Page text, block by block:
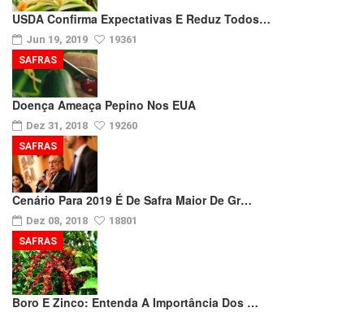
USDA Confirma Expectativas E Reduz Todos…
Jun 19, 2019 19361
Doença Ameaça Pepino Nos EUA
Dez 31, 2018 19260
SAFRAS
Cenário Para 2019 É De Safra Maior De Gr…
Dez 08, 2018 18801
SAFRAS
Boro E Zinco: Entenda A Importância Dos …
SAFRAS